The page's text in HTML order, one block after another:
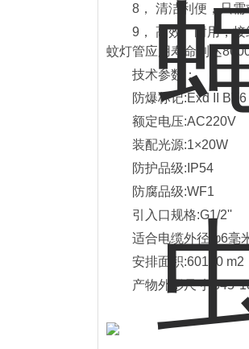
8， 清洁利便，只需
9， 高效、耐用，接
蚊灯管应用寿命到达
技术参数：
防爆标记:Exd II
额定电压:AC220V
装配光源:1×20W
防护品级:IP54
防腐品级:WF1
引入口规格:G1/2''
适合电缆外径 :φ6毫
安排面积:60110 m2
产物外形尺寸